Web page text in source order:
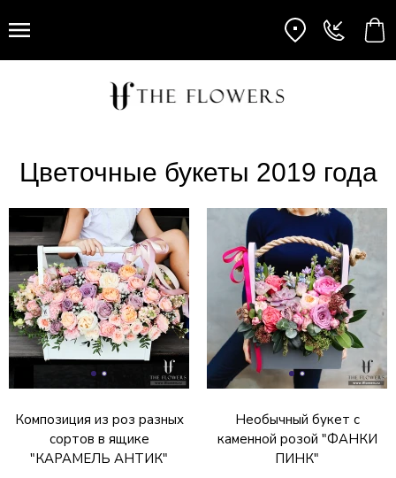
Цветочные букеты 2019 года
Композиция из роз разных
сортов в ящике
"КАРАМЕЛЬ АНТИК"
Необычный букет с
каменной розой "ФАНКИ
ПИНК"